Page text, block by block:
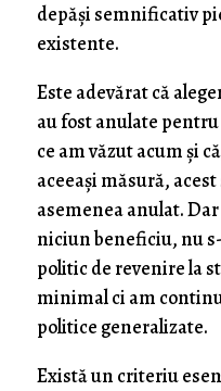
depăşi semnificativ
existente.
Este adevărat că
au fost anulate
ce am văzut acum şi
aceeaşi măsură,
asemenea anulat.
niciun beneficiu, nu
politic de revenire la
minimal ci am
politice generalizate.
Există un criteriu